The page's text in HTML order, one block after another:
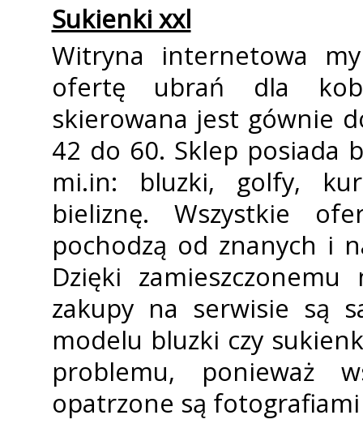
Sukienki xxl
Witryna internetowa
ofertę ubrań dla
skierowana jest gównie
42 do 60. Sklep posiada
mi.in: bluzki, golfy,
bieliznę. Wszystkie
pochodzą od znanych i
Dzięki
zakupy na serwisie są
modelu bluzki czy
problemu, ponieważ
opatrzone są fotografiami